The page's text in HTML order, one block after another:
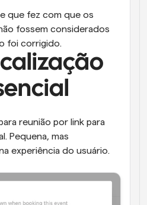
que fez com que os
fossem considerados
foi corrigido.
reunião por link para
Pequena, mas
experiência do usuário.